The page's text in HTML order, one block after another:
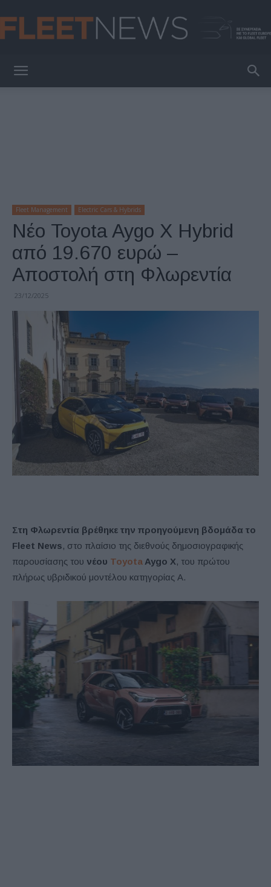
Fleet Management Electric Cars & Hybrids
Νέο Toyota Aygo X Hybrid
από 19.670 ευρώ –
Αποστολή στη Φλωρεντία
23/12/2025
Στη Φλωρεντία βρέθηκε την προηγούμενη βδομάδα το
Fleet News, στο πλαίσιο της διεθνούς δημοσιογραφικής
παρουσίασης του νέου Toyota Aygo X, του πρώτου
πλήρως υβριδικού μοντέλου κατηγορίας A.